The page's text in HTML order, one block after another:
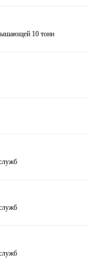
10 тонн